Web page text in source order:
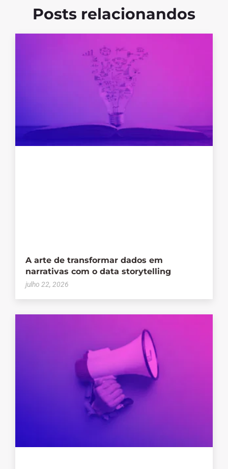
Posts relacionandos
A arte de transformar dados em
narrativas com o data storytelling
julho 22, 2026